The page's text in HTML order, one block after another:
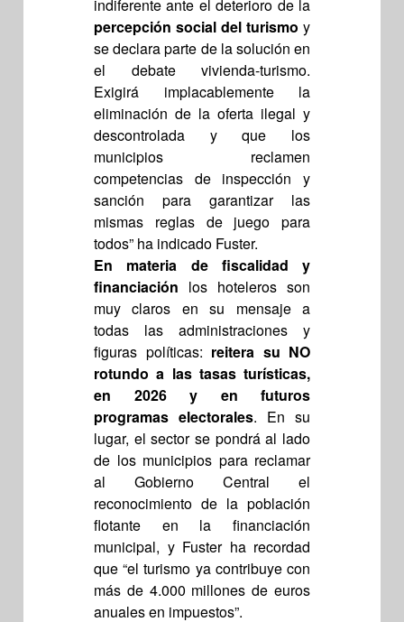
indiferente ante el deterioro de la
percepción social del turismo y
se declara parte de la solución en
el debate vivienda-turismo.
Exigirá implacablemente la
eliminación de la oferta ilegal y
descontrolada y que los
municipios reclamen
competencias de inspección y
sanción para garantizar las
mismas reglas de juego para
todos” ha indicado Fuster.
En materia de fiscalidad y
financiación los hoteleros son
muy claros en su mensaje a
todas las administraciones y
figuras políticas: reitera su NO
rotundo a las tasas turísticas,
en 2026 y en futuros
programas electorales. En su
lugar, el sector se pondrá al lado
de los municipios para reclamar
al Gobierno Central el
reconocimiento de la población
flotante en la financiación
municipal, y Fuster ha recordad
que “el turismo ya contribuye con
más de 4.000 millones de euros
anuales en impuestos”.